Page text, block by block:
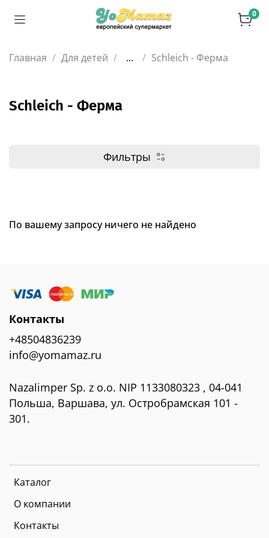
0
Главная Для детей ... Schleich - Ферма
Schleich - Ферма
Фильтры
По вашему запросу ничего не найдено
Каталог
О компании
Контакты
Контакты
+48504836239
info@yomamaz.ru
Nazalimper Sp. z o.o. NIP 1133080323 , 04-041
Польша, Варшава, ул. Остробрамская 101 -
301.